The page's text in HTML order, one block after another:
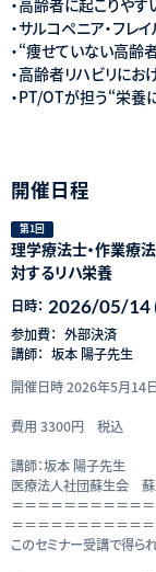
・サルコペニア・フレ
・“痩せていない高齢
・高齢者リハビリに
・PT/OTが担う“栄養
開催日程
第1回
理学療法士・作業療
対するリハ栄養
日時： 2026/05/14
参加費： 外部決済
講師： 坂本 陽子先生
開催日時 2026年5月14日
費用 3300円 税込
講師：坂本 陽子先生
医療法人社団蘇生会
＝＝＝＝＝＝＝＝＝＝
＝＝＝＝＝＝＝＝＝＝
このセミナー受講で得ら